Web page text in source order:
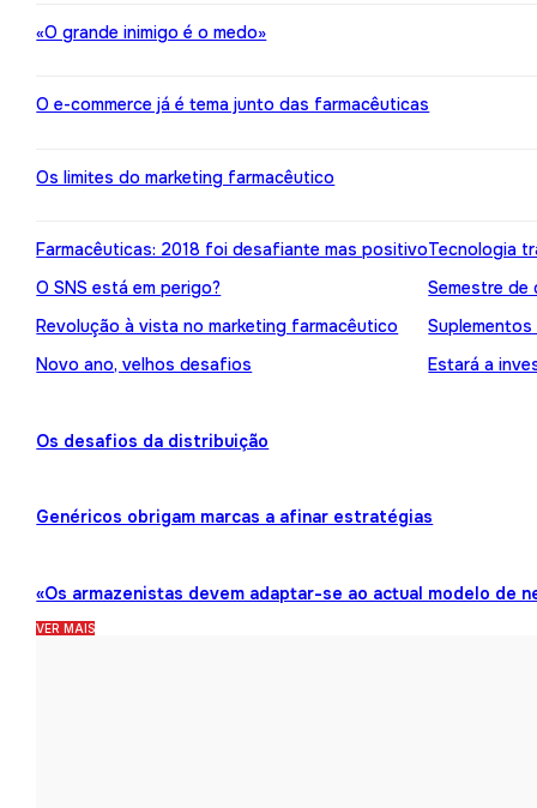
«O grande inimigo é o medo»
O e-commerce já é tema junto das farmacêuticas
Os limites do marketing farmacêutico
Farmacêuticas: 2018 foi desafiante mas positivo
O SNS está em perigo?
Revolução à vista no marketing farmacêutico
Novo ano, velhos desafios
Tecnologia
Semestre
Estará a
Os desafios da distribuição
Genéricos obrigam marcas a afinar estratégias
«Os armazenistas devem adaptar-se ao actual modelo de
VER MAIS